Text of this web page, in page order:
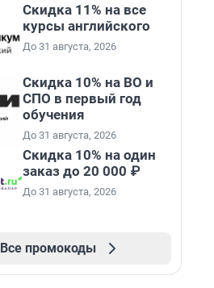
Скидка 11% на все
курсы английского
До 31 августа, 2026
Скидка 10% на ВО и
СПО в первый год
обучения
До 31 августа, 2026
Скидка 10% на один
заказ до 20 000 ₽
До 31 августа, 2026
Все промокоды